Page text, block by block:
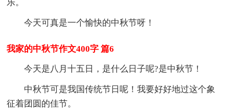
乐。
今天可真是一个愉快的中秋节呀！
我家的中秋节作文400字 篇6
今天是八月十五日，是什么日子呢?是中秋节！
中秋节可是我国传统节日呢！我要好好地过这个象
征着团圆的佳节。